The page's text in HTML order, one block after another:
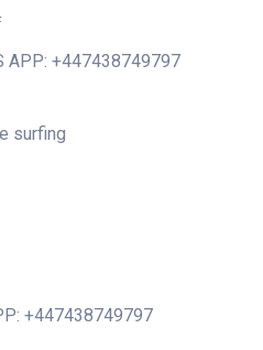
APP: +447438749797
surfing
+447438749797